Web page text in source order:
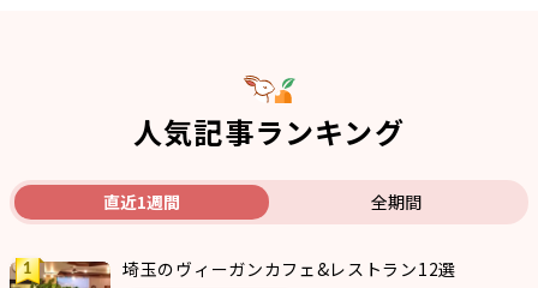
人気記事ランキング
直近1週間 全期間
埼玉のヴィーガンカフェ&レストラン12選